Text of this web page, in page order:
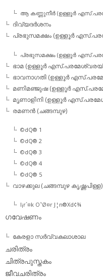
ആ കണ്ണുനീര്‍ (ഉള്ളൂര്‍
ദിവ്യദര്‍ശനം
പ്രഭുസമക്ഷം (ഉള്ളൂര്‍
പ്രഭുസമക്ഷം (ഉള്ളൂര്‍
ഭാമ (ഉള്ളൂര്‍
ഭാവനാഗതി (ഉള്ളൂര്‍
മണിമഞ്ജുഷ (ഉള്ളൂര്‍
മൃണാളിനി (ഉള്ളൂര്‍
രമണന്‍ (ചങ്ങമ്പുഴ)
©dQ® 1
©dQ® 2
©dQ® 3
©dQ® 4
©dQ® 5
വാഴക്കുല (ചങ്ങമ്പുഴ കൃഷ്ണപിള്ള)
l¡r´¤k O¹Ø¤r J¦n®Xd¢¾
ഗവേഷണം
കേരളാ സര്‍വ്വകലാശാല
ചരിത്രം
ചിത്രപുസ്തകം
ജീവചരിത്രം